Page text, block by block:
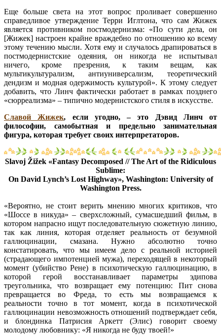
Еще больше света на этот вопрос проливает совершенно
справедливое утверждение Терри Иглтона, что сам Жижек
является противником постмодернизма: «По сути дела, он
[Жижек] настроен крайне враждебно по отношению ко всему
этому течению мысли. Хотя ему и случалось драпироваться в
постмодернистские одеяния, он никогда не испытывал
ничего, кроме презрения, к таким вещам, как
мультикультурализм, антиуниверсализм, теоретический
дендизм и модная одержимость культурой». К этому следует
добавить, что Линч фактически работает в рамках позднего
«сюрреализма» – типично модернистского стиля в искусстве.
Славой Жижек, если угодно, – это Дэвид Линч от
философии, самобытная и предельно занимательная
фигура, которая требует своих интерпретаторов.
Slavoj Žižek «Fantasy Decomposed // The Art of the Ridiculous
Sublime:
On David Lynch’s Lost Highway», Washington: University of
Washington Press.
«Вероятно, не стоит верить мнению многих критиков, что
«Шоссе в никуда» – сверхсложный, сумасшедший фильм, в
котором напрасно ищут последовательную сюжетную линию,
так как линия, которая отделяет реальность от безумной
галлюцинации, смазана. Нужно абсолютно точно
констатировать, что мы имеем дело с реальной историей
(страдающего импотенцией мужа), переходящей в некоторый
момент (убийство Рене) в психотическую галлюцинацию, в
которой герой восстанавливает параметры эдипова
треугольника, что возвращает ему потенцию: Пит снова
превращается во Фреда, то есть мы возвращаемся к
реальности точно в тот момент, когда в психотической
галлюцинации невозможность отношений подтверждает себя,
и блондинка Патрисия Аркетт (Элис) говорит своему
молодому любовнику: «Я никогда не буду твоей!»